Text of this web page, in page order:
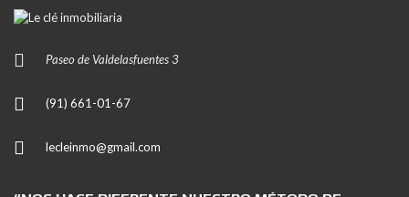
Paseo de Valdelasfuentes 3
(91) 661-01-67
lecleinmo@gmail.com